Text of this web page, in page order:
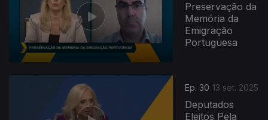
Preservação da
Memória da
Emigração
Portuguesa
Ep. 30 13 set. 2025
Deputados
Eleitos Pela